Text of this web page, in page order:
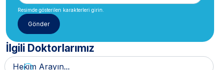
Resimde gösterilen karakterleri girin.
İlgili Doktorlarımız